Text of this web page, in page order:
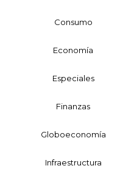
Consumo
Economía
Especiales
Finanzas
Globoeconomía
Infraestructura